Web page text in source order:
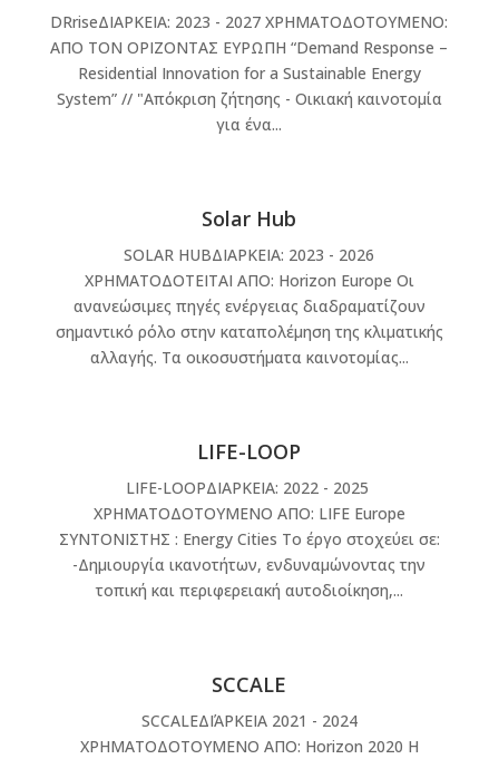
DRriseΔΙΑΡΚΕΙΑ: 2023 - 2027 ΧΡΗΜΑΤΟΔΟΤΟΥΜΕΝΟ:
ΑΠΟ ΤΟΝ ΟΡΙΖΟΝΤΑΣ ΕΥΡΩΠΗ “Demand Response –
Residential Innovation for a Sustainable Energy
System” // "Απόκριση ζήτησης - Οικιακή καινοτομία
για ένα...
Solar Hub
SOLAR HUBΔΙΑΡΚΕΙΑ: 2023 - 2026
ΧΡΗΜΑΤΟΔΟΤΕΙΤΑΙ ΑΠΟ: Horizon Europe Οι
ανανεώσιμες πηγές ενέργειας διαδραματίζουν
σημαντικό ρόλο στην καταπολέμηση της κλιματικής
αλλαγής. Τα οικοσυστήματα καινοτομίας...
LIFE-LOOP
LIFE-LOOPΔΙΑΡΚΕΙΑ: 2022 - 2025
ΧΡΗΜΑΤΟΔΟΤΟΥΜΕΝΟ ΑΠΟ: LIFE Europe
ΣΥΝΤΟΝΙΣΤΗΣ : Energy Cities Το έργο στοχεύει σε:
-Δημιουργία ικανοτήτων, ενδυναμώνοντας την
τοπική και περιφερειακή αυτοδιοίκηση,...
SCCALE
SCCALEΔΙΆΡΚΕΙΑ 2021 - 2024
ΧΡΗΜΑΤΟΔΟΤΟΥΜΕΝΟ ΑΠΟ: Horizon 2020 Η